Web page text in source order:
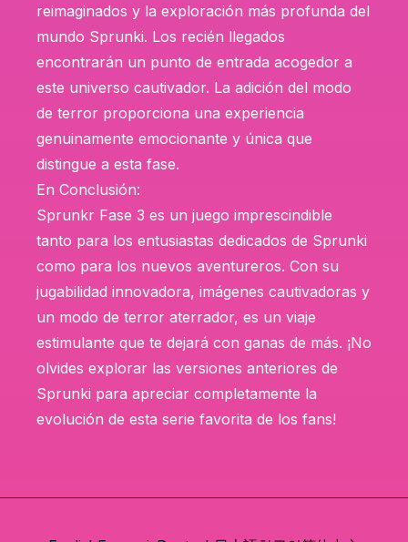
reimaginados y la exploración más profunda del
mundo Sprunki. Los recién llegados
encontrarán un punto de entrada acogedor a
este universo cautivador. La adición del modo
de terror proporciona una experiencia
genuinamente emocionante y única que
distingue a esta fase.
En Conclusión:
Sprunkr Fase 3 es un juego imprescindible
tanto para los entusiastas dedicados de Sprunki
como para los nuevos aventureros. Con su
jugabilidad innovadora, imágenes cautivadoras y
un modo de terror aterrador, es un viaje
estimulante que te dejará con ganas de más. ¡No
olvides explorar las versiones anteriores de
Sprunki para apreciar completamente la
evolución de esta serie favorita de los fans!